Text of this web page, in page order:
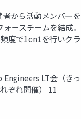
から活動メンバー
ースチームを結成
度で1on1を行いク
LT会（き
ぞれ開催） 11